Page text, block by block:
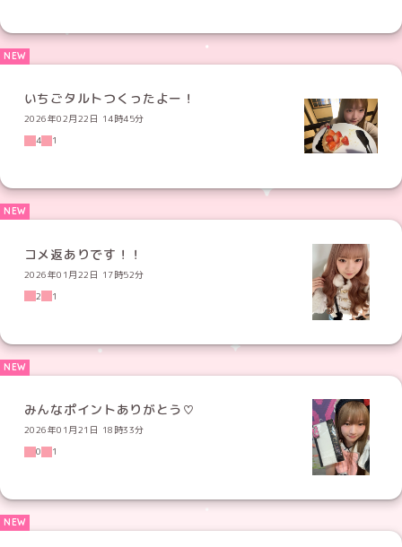
いちごタルトつくったよー！
2026年02月22日 14時45分
4
1
コメ返ありです！！
2026年01月22日 17時52分
2
1
みんなポイントありがとう♡
2026年01月21日 18時33分
0
1